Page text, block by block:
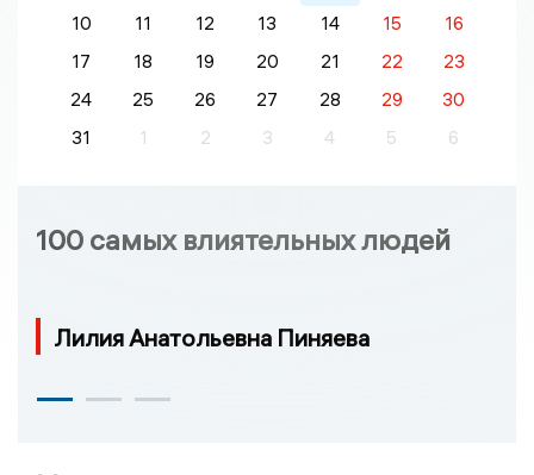
10 11 12 13 14 15
16
17
18 19 20 21 22
23
24
25 26 27 28 29
30
31
1 2 3 4 5 6
100 самых влиятельных людей
Лилия Анатольевна Пиняева